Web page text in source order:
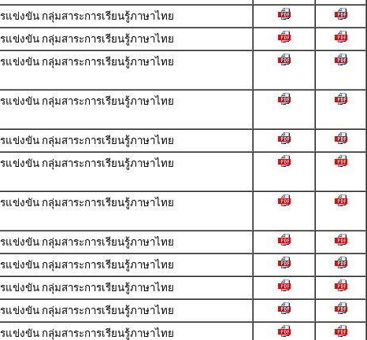
ข่งขัน กลุ่มสาระการเรียนรู้ภาษาไทย
ข่งขัน กลุ่มสาระการเรียนรู้ภาษาไทย
ข่งขัน กลุ่มสาระการเรียนรู้ภาษาไทย
ข่งขัน กลุ่มสาระการเรียนรู้ภาษาไทย
ข่งขัน กลุ่มสาระการเรียนรู้ภาษาไทย
ข่งขัน กลุ่มสาระการเรียนรู้ภาษาไทย
ข่งขัน กลุ่มสาระการเรียนรู้ภาษาไทย
ข่งขัน กลุ่มสาระการเรียนรู้ภาษาไทย
ข่งขัน กลุ่มสาระการเรียนรู้ภาษาไทย
ข่งขัน กลุ่มสาระการเรียนรู้ภาษาไทย
ข่งขัน กลุ่มสาระการเรียนรู้ภาษาไทย
ข่งขัน กลุ่มสาระการเรียนรู้ภาษาไทย